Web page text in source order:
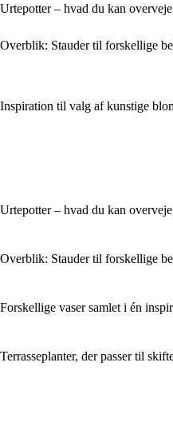
Urtepotter – hvad du kan
Overblik: Stauder til forskellige
Inspiration til valg af kunstige
Urtepotter – hvad du kan
Overblik: Stauder til forskellige
Forskellige vaser samlet i én
Terrasseplanter, der passer til